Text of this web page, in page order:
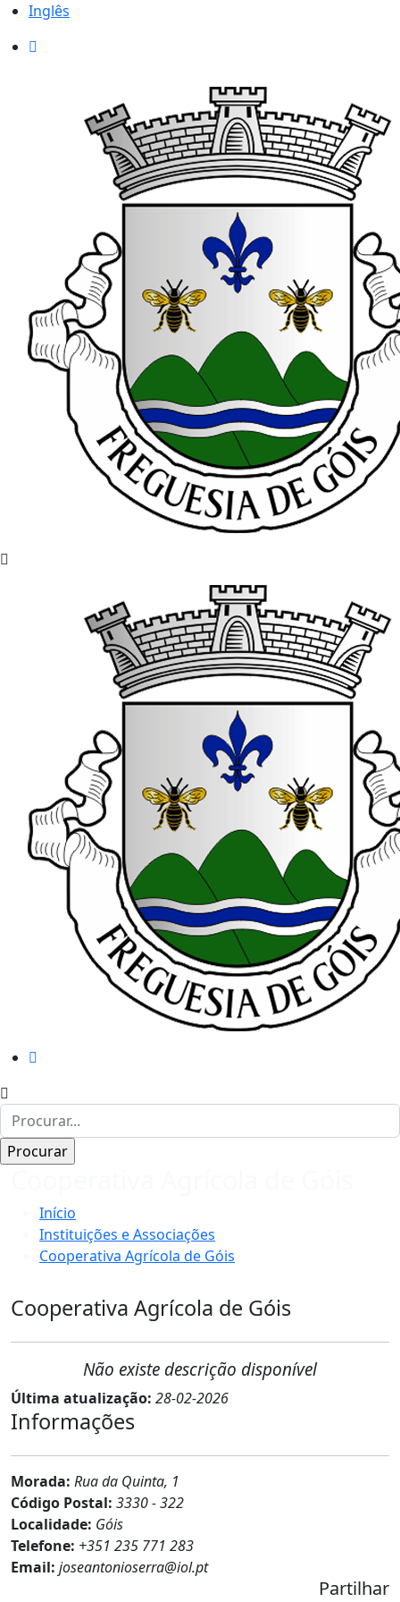
Inglês
Início
Instituições e Associações
Cooperativa Agrícola de Góis
Cooperativa Agrícola de Góis
Não existe descrição disponível
Última atualização: 28-02-2026
Informações
Morada: Rua da Quinta, 1
Código Postal: 3330 - 322
Localidade: Góis
Telefone: +351 235 771 283
Email: joseantonioserra@iol.pt
Partilhar